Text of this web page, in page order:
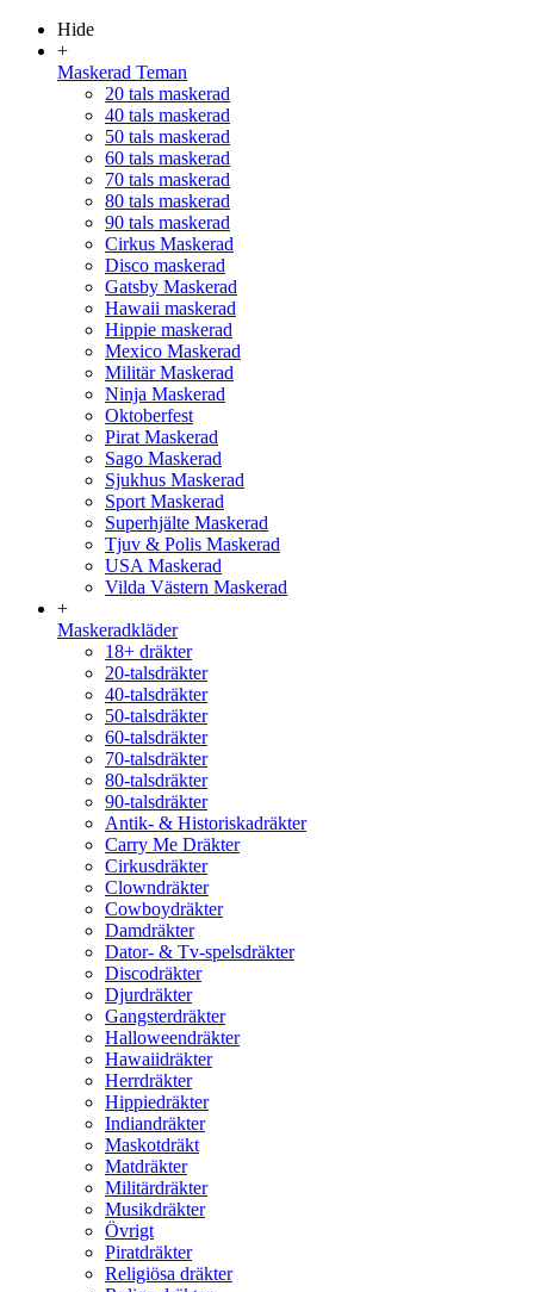
Hide
+
Maskerad Teman
20 tals maskerad
40 tals maskerad
50 tals maskerad
60 tals maskerad
70 tals maskerad
80 tals maskerad
90 tals maskerad
Cirkus Maskerad
Disco maskerad
Gatsby Maskerad
Hawaii maskerad
Hippie maskerad
Mexico Maskerad
Militär Maskerad
Ninja Maskerad
Oktoberfest
Pirat Maskerad
Sago Maskerad
Sjukhus Maskerad
Sport Maskerad
Superhjälte Maskerad
Tjuv & Polis Maskerad
USA Maskerad
Vilda Västern Maskerad
+
Maskeradkläder
18+ dräkter
20-talsdräkter
40-talsdräkter
50-talsdräkter
60-talsdräkter
70-talsdräkter
80-talsdräkter
90-talsdräkter
Antik- & Historiskadräkter
Carry Me Dräkter
Cirkusdräkter
Clowndräkter
Cowboydräkter
Damdräkter
Dator- & Tv-spelsdräkter
Discodräkter
Djurdräkter
Gangsterdräkter
Halloweendräkter
Hawaiidräkter
Herrdräkter
Hippiedräkter
Indiandräkter
Maskotdräkt
Matdräkter
Militärdräkter
Musikdräkter
Övrigt
Piratdräkter
Religiösa dräkter